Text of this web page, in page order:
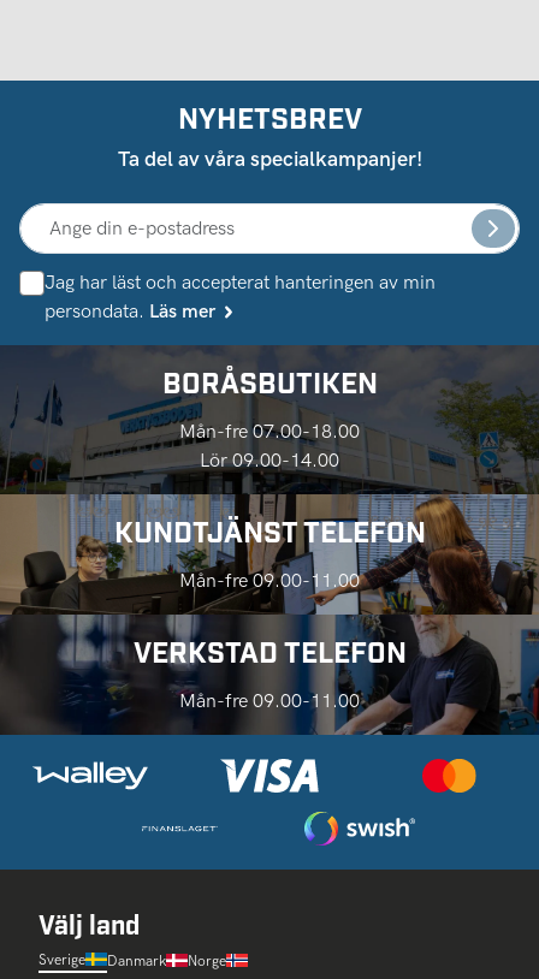
NYHETSBREV
Ta del av våra specialkampanjer!
Jag har läst och accepterat hanteringen av min
persondata. Läs mer
BORÅSBUTIKEN
Mån-fre 07.00-18.00
Lör 09.00-14.00
KUNDTJÄNST TELEFON
Mån-fre 09.00-11.00
VERKSTAD TELEFON
Mån-fre 09.00-11.00
Välj land
Sverige Danmark Norge